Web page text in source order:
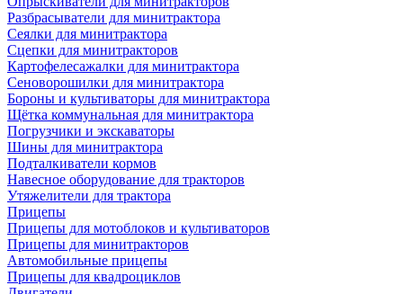
Разбрасыватели для минитрактора
Сеялки для минитрактора
Сцепки для минитракторов
Картофелесажалки для минитрактора
Сеноворошилки для минитрактора
Бороны и культиваторы для минитрактора
Щётка коммунальная для минитрактора
Погрузчики и экскаваторы
Шины для минитрактора
Подталкиватели кормов
Навесное оборудование для тракторов
Утяжелители для трактора
Прицепы
Прицепы для мотоблоков и культиваторов
Прицепы для минитракторов
Автомобильные прицепы
Прицепы для квадроциклов